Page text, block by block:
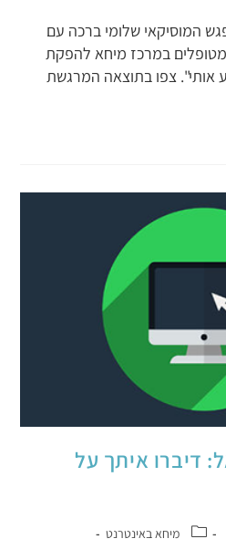
המוסיקאי שלומי ברכה עם
במרכז מיחא להפקת
אותי". צפו בתוצאה המרגשת
דיברו איתך על
מיחא באינטרנט